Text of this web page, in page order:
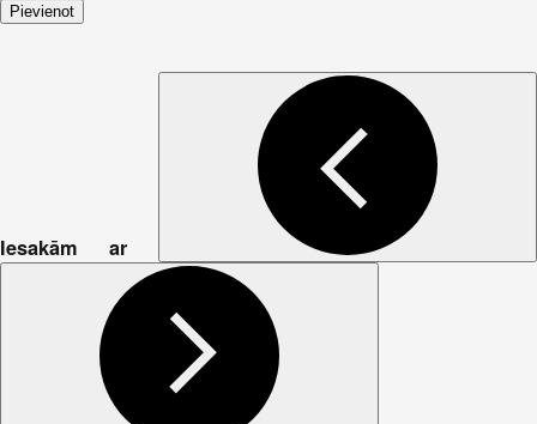
Pievienot
Iesakām ar